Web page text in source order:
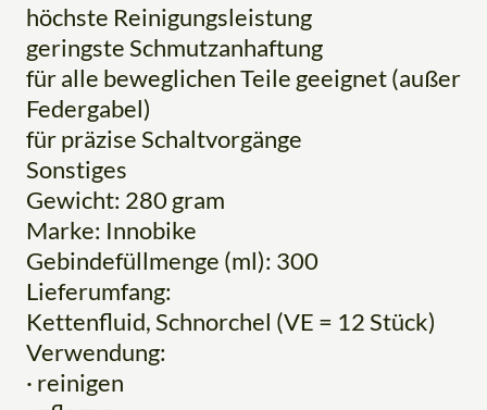
höchste Reinigungsleistung
geringste Schmutzanhaftung
für alle beweglichen Teile geeignet (außer
Federgabel)
für präzise Schaltvorgänge
Sonstiges
Gewicht: 280 gram
Marke: Innobike
Gebindefüllmenge (ml): 300
Lieferumfang:
Kettenfluid, Schnorchel (VE = 12 Stück)
Verwendung:
· reinigen